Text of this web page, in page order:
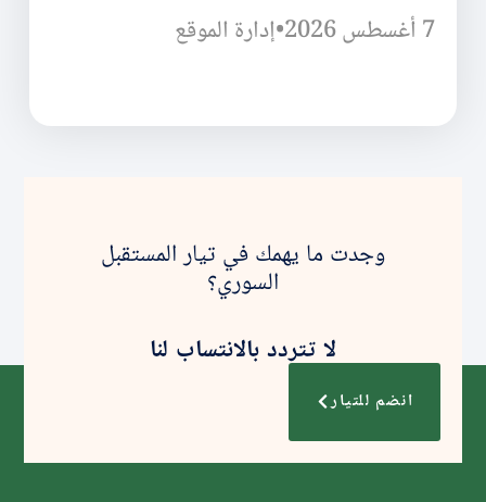
7 أغسطس 2026
•إدارة الموقع
وجدت ما يهمك في تيار المستقبل
السوري؟
لا تتردد بالانتساب لنا
انضم للتيار